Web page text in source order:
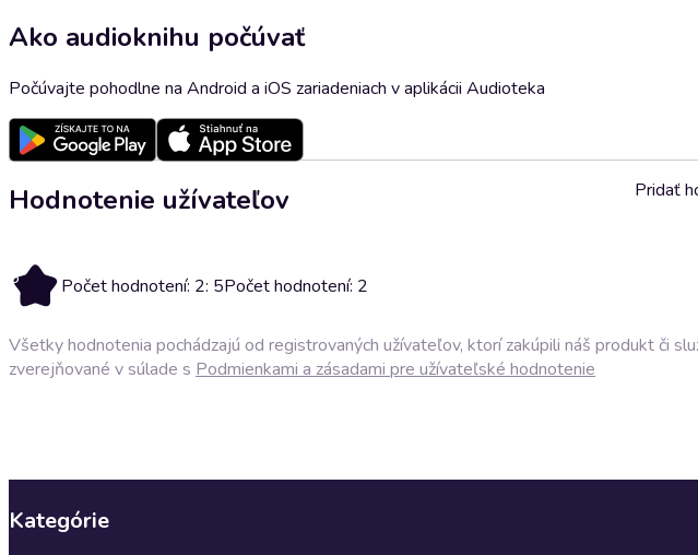
Ako audioknihu počúvať
Počúvajte pohodlne na Android a iOS zariadeniach v aplikácii Audioteka
Hodnotenie užívateľov
5 Počet hodnotení: 2: 5Počet hodnotení: 2
Pridať
Všetky hodnotenia pochádzajú od registrovaných užívateľov, ktorí zakúpili náš produkt či
zverejňované v súlade s Podmienkami a zásadami pre užívateľské hodnotenie
Kategórie